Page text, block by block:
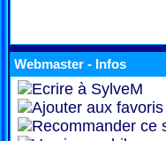
Webmaster - Infos